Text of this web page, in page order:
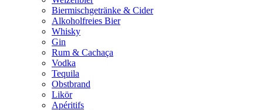
Biermischgetränke & Cider
Alkoholfreies Bier
Whisky
Gin
Rum & Cachaça
Vodka
Tequila
Obstbrand
Likör
Apéritifs